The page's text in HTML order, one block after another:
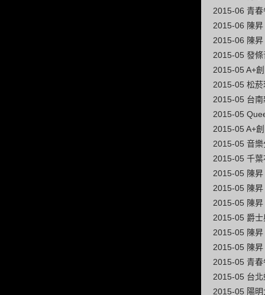
2015-06 青春
2015-06 陳昇
2015-06 陳昇
2015-05 發條
2015-05 A+
2015-05 松菸
2015-05 台
2015-05
2015-05 A+
2015-05 音
2015-05 千
2015-05 陳昇
2015-05 陳昇
2015-05 陳昇
2015-05 爵士
2015-05 陳昇
2015-05 陳昇
2015-05 青春
2015-05 台
2015-05 陽